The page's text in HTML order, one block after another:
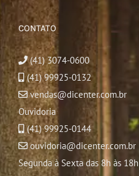
CONTATO
(41) 3074-0600
(41) 99925-0132
vendas@dicenter.com.br
Ouvidoria
(41) 99925-0144
ouvidoria@dicenter.com.br
Segunda à Sexta das 8h às 18h